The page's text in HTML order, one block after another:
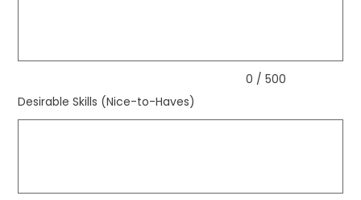
0 / 500
Desirable Skills (Nice-to-Haves)